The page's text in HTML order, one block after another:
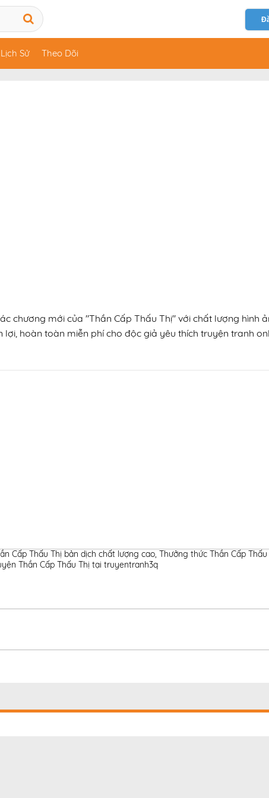
Lịch Sử Theo Dõi
chương mới của "Thần Cấp Thấu Thị" với chất lượng hình
hoàn toàn miễn phí cho độc giả yêu thích truyện tranh
Cấp Thấu Thị bản dịch chất lượng cao, Thưởng thức Thần Cấp
Thần Cấp Thấu Thị tại truyentranh3q